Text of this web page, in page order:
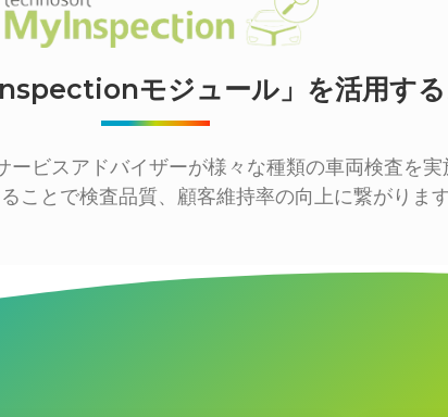
モジュール」を活用する
ビスアドバイザーが様々な種類の車両検査を
ことで検査品質、顧客維持率の向上に繋がります